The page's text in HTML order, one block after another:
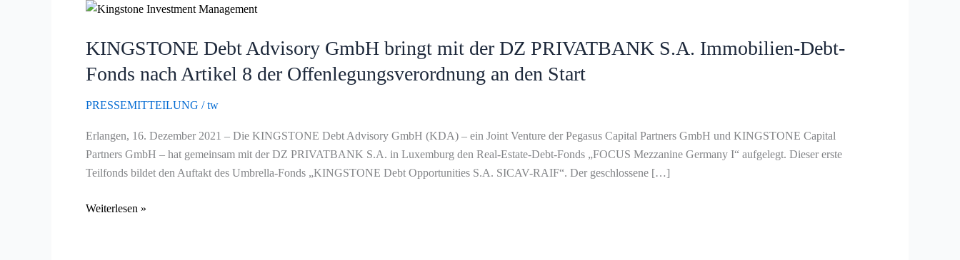
KINGSTONE Debt Advisory GmbH bringt mit der DZ PRIVATBANK S.A. Immobilien-Debt-
Fonds nach Artikel 8 der Offenlegungsverordnung an den Start
PRESSEMITTEILUNG /tw
Erlangen, 16. Dezember 2021 – Die KINGSTONE Debt Advisory GmbH (KDA) – ein Joint Venture der Pegasus Capital Partners GmbH und KINGSTONE Capital
Partners GmbH – hat gemeinsam mit der DZ PRIVATBANK S.A. in Luxemburg den Real-Estate-Debt-Fonds „FOCUS Mezzanine Germany I“ aufgelegt. Dieser erste
Teilfonds bildet den Auftakt des Umbrella-Fonds „KINGSTONE Debt Opportunities S.A. SICAV-RAIF“. Der geschlossene […]
KINGSTONE
Advisory
bringt
mit
DZ
PRIVATBANK
S.A.
Debt-
Weiterlesen »